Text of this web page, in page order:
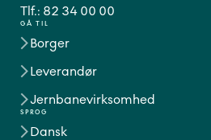
GÅ TIL
Borger
Leverandør
Jernbanevirksomhed
SPROG
Dansk
Tlf.: 82 34 00 00